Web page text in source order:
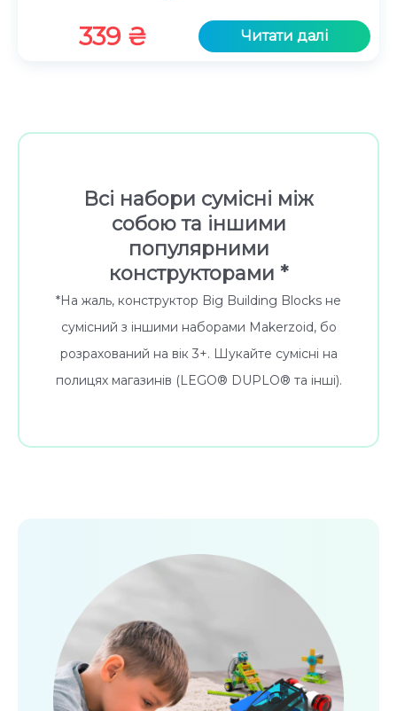
339 ₴ Читати далі
Всі набори сумісні між
собою та іншими
популярними
конструкторами *
*На жаль, конструктор Big Building Blocks не
сумісний з іншими наборами Makerzoid, бо
розрахований на вік 3+. Шукайте сумісні на
полицях магазинів (LEGO® DUPLO® та інші).